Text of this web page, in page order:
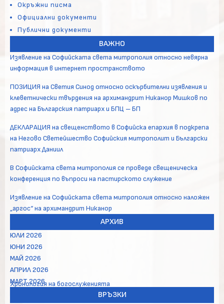
Окръжни писма
Официални документи
Публични документи
ВАЖНО
Изявление на Софийската света митрополия относно невярна
информация в интернет пространството
ПОЗИЦИЯ на Светия Синод относно оскърбителни изявления и
клеветнически твърдения на архимандрит Никанор Мишков по
адрес на Българския патриарх и БПЦ – БП
ДЕКЛАРАЦИЯ на свещенството в Софийска епархия в подкрепа
на Негово Светейшество Софийския митрополит и Български
патриарх Даниил
В Софийската света митрополия се проведе свещеническа
конференция по въпроси на пастирското служение
Изявление на Софийската света митрополия относно наложен
„аргос“ на архимандрит Никанор
АРХИВ
ЮЛИ 2026
ЮНИ 2026
МАЙ 2026
АПРИЛ 2026
МАРТ 2026
Хронология на богослуженията
ВРЪЗКИ